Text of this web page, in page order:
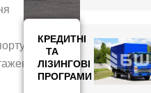
КРЕДИТНІ
ТА
ЛІЗИНГОВІ
ПРОГРАМИ